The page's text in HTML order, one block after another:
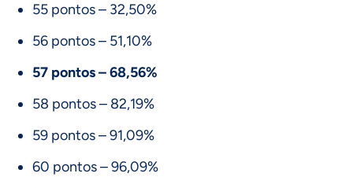
55 pontos – 32,50%
56 pontos – 51,10%
57 pontos – 68,56%
58 pontos – 82,19%
59 pontos – 91,09%
60 pontos – 96,09%